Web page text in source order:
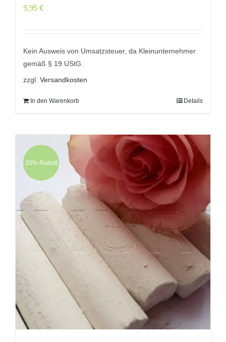
9,95 €
Kein Ausweis von Umsatzsteuer, da Kleinunternehmer
gemäß § 19 UStG.
zzgl. Versandkosten
In den Warenkorb Details
20% Rabatt